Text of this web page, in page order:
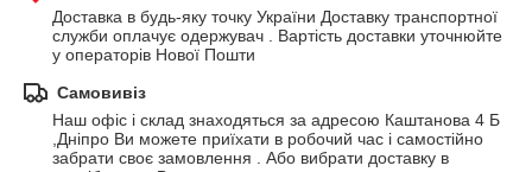
Доставка в будь-яку точку України Доставку транспортної
служби оплачує одержувач . Вартість доставки уточнюйте
у операторів Нової Пошти
Самовивіз
Наш офіс і склад знаходяться за адресою Каштанова 4 Б
,Дніпро Ви можете приїхати в робочий час і самостійно
забрати своє замовлення . Або вибрати доставку в